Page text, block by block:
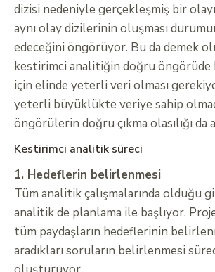
dizisi nedeniyle gerçekleşmiş bir
aynı olay dizilerinin oluşması
edeceğini öngörüyor. Bu da demek
kestirimci analitiğin doğru öngörüde
için elinde yeterli veri olması
yeterli büyüklükte veriye sahip
öngörülerin doğru çıkma olasılığı da
Kestirimci analitik süreci
1. Hedeflerin belirlenmesi
Tüm analitik çalışmalarında olduğu
analitik de planlama ile başlıyor.
tüm paydaşların hedeflerinin
aradıkları soruların belirlenmesi